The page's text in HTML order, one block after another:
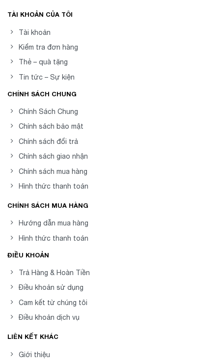
TÀI KHOẢN CỦA TÔI
Tài khoản
Kiểm tra đơn hàng
Thẻ – quà tặng
Tin tức – Sự kiện
CHÍNH SÁCH CHUNG
Chính Sách Chung
Chính sách bảo mật
Chính sách đổi trả
Chính sách giao nhận
Chính sách mua hàng
Hình thức thanh toán
CHÍNH SÁCH MUA HÀNG
Hướng dẫn mua hàng
Hình thức thanh toán
ĐIỀU KHOẢN
Trả Hàng & Hoàn Tiền
Điều khoản sử dụng
Cam kết từ chúng tôi
Điều khoản dịch vụ
LIÊN KẾT KHÁC
Giới thiệu